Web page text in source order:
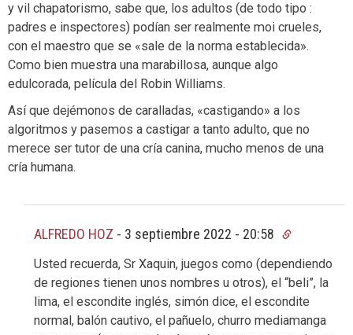
y vil chapatorismo, sabe que, los adultos (de todo tipo :
padres e inspectores) podían ser realmente moi crueles,
con el maestro que se «sale de la norma establecida».
Como bien muestra una marabillosa, aunque algo
edulcorada, película del Robin Williams.
Así que dejémonos de caralladas, «castigando» a los
algoritmos y pasemos a castigar a tanto adulto, que no
merece ser tutor de una cría canina, mucho menos de una
cría humana.
ALFREDO HOZ - 3 septiembre 2022 - 20:58
Usted recuerda, Sr Xaquin, juegos como (dependiendo
de regiones tienen unos nombres u otros), el “beli”, la
lima, el escondite inglés, simón dice, el escondite
normal, balón cautivo, el pañuelo, churro mediamanga